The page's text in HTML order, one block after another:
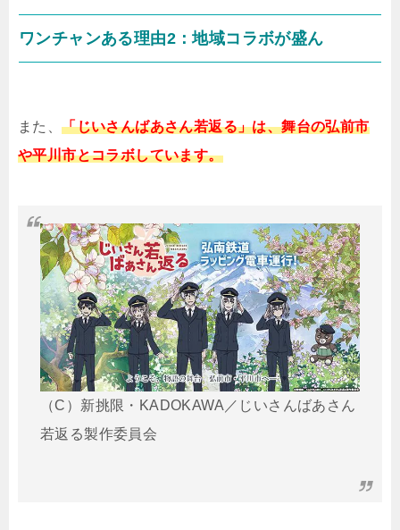
ワンチャンある理由2：地域コラボが盛ん
また、「じいさんばあさん若返る」は、舞台の弘前市
や平川市とコラボしています。
（C）新挑限・KADOKAWA／じいさんばあさん
若返る製作委員会